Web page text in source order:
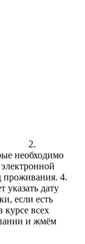
2.
необходимо
проживания. 4.
указать дату
если есть
курсе всех
и жмём